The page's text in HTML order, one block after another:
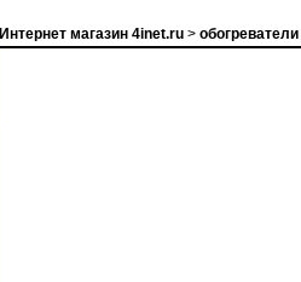
Интернет магазин 4inet.ru > обогреватели